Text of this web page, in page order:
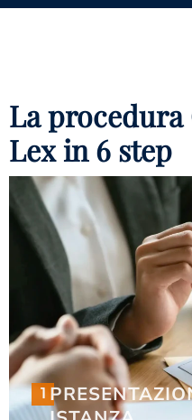
La
Lex in 6 step
1
1